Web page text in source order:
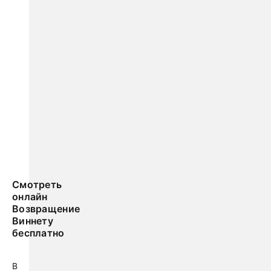
Смотреть
онлайн
Возвращение
Виннету
бесплатно
В